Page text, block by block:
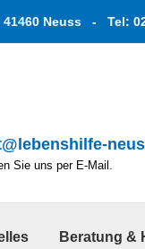
Neuss - Tel:
Sie uns per E-Mail.
Beratung &